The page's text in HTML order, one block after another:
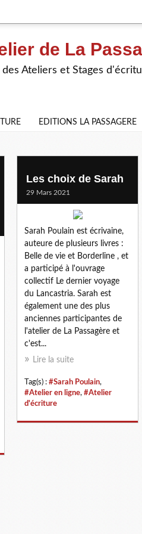
de La
des Ateliers et Stages
EDITIONS LA PASSAGERE
Les choix de Sarah
29 Mars 2021
Sarah Poulain est écrivaine,
auteure de plusieurs livres :
Belle de vie et Borderline , et
a participé à l'ouvrage
collectif Le dernier voyage
du Lancastria. Sarah est
également une des plus
anciennes participantes de
l'atelier de La Passagère et
c'est...
Lire la suite
Tag(s) : #Sarah Poulain,
#Atelier en ligne, #Atelier
d'écriture